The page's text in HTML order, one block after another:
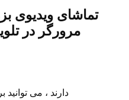
مرورگر در
دارند ، می توانید